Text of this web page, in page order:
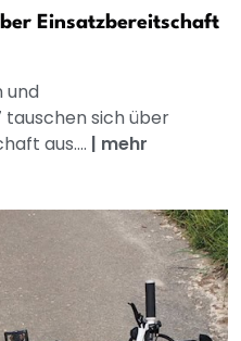
Einsatzbereitschaft
und
sich über
aus.... | mehr